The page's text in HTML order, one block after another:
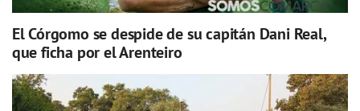
El Córgomo se despide de su capitán Dani Real,
que ficha por el Arenteiro